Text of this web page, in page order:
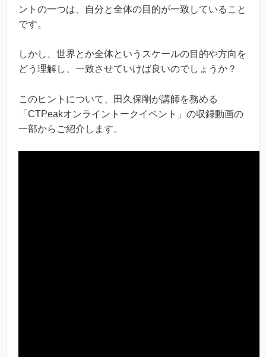
ントの一つは、自分と全体の目的が一致していること
です。
しかし、世界とか全体というスケールの目的や方向を
どう理解し、一致させていけば良いのでしょうか？
このヒントについて、田久保剛が講師を務める
「CTPeakオンライントークイベント」の収録動画の
一部からご紹介します。